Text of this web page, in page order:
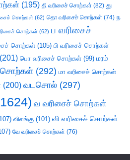
(195) தி வரிசைச் சொற்கள் (82) து
சொற்கள் (62) தொ வரிசைச் சொற்கள் (74) ந
சொற்கள் (62) ப வரிசைச்
சொற்கள் (105) பி வரிசைச் சொற்கள்
(201) பொ வரிசைச் சொற்கள் (99) மரம்
சொற்கள் (292) மா வரிசைச் சொற்கள்
(200) வடசொல் (297)
வ வரிசைச் சொற்கள்
விலங்கு (101) வி வரிசைச் சொற்கள்
வே வரிசைச் சொற்கள் (76)